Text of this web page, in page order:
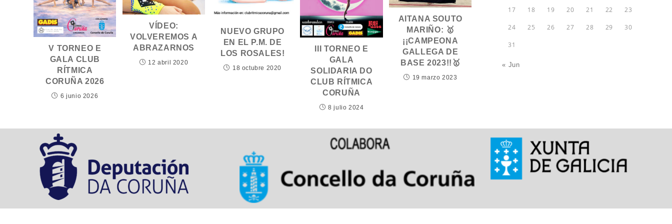
V TORNEO E
GALA CLUB
RÍTMICA
CORUÑA 2026
6 junio 2026
VÍDEO:
VOLVEREMOS A
ABRAZARNOS
12 abril 2020
NUEVO GRUPO
EN EL P.M. DE
LOS ROSALES!
18 octubre 2020
III TORNEO E
GALA
SOLIDARIA DO
CLUB RÍTMICA
CORUÑA
8 julio 2024
AITANA SOUTO
MARIÑO: 🥇
¡¡CAMPEONA
GALLEGA DE
BASE 2023!!🥇
19 marzo 2023
17 18 19 20 21 22 23
24 25 26 27 28 29 30
31
« Jun